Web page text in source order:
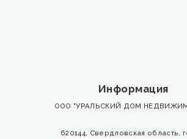
Информация
ООО "УРАЛЬСКИЙ ДОМ
620144, Свердловская область,